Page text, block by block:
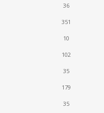
36
351
10
102
35
179
35